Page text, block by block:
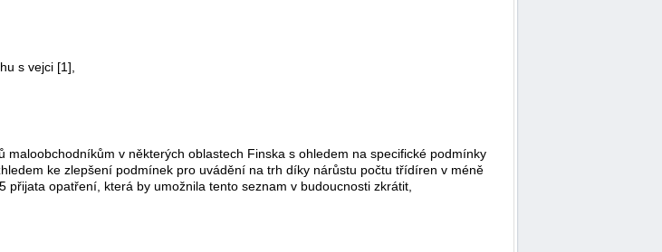
s vejci [1],
v některých oblastech Finska s ohledem na specifické podmínky
ke zlepšení podmínek pro uvádění na trh díky nárůstu počtu třídíren v méně
opatření, která by umožnila tento seznam v budoucnosti zkrátit,